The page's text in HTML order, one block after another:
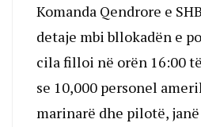
Komanda Qendrore e
detaje mbi bllokadën e
cila filloi në orën 16:00
se 10,000 personel
marinarë dhe pilotë,